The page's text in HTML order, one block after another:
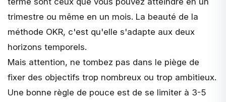
trimestre ou même en un mois. La beauté de la
méthode OKR, c'est qu'elle s'adapte aux deux
horizons temporels.
Mais attention, ne tombez pas dans le piège de
fixer des objectifs trop nombreux ou trop ambitieux.
Une bonne règle de pouce est de se limiter à 3-5